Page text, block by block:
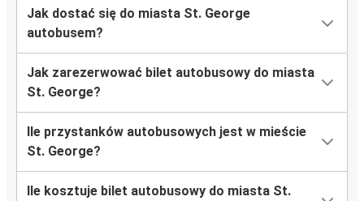
Jak dostać się do miasta St. George
autobusem?
Jak zarezerwować bilet autobusowy do miasta
St. George?
Ile przystanków autobusowych jest w mieście
St. George?
Ile kosztuje bilet autobusowy do miasta St.